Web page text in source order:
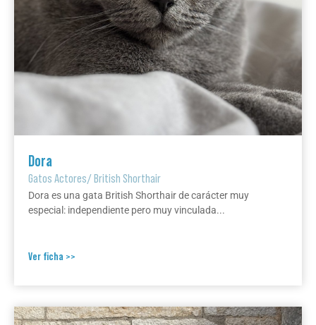
Dora
Gatos Actores/British Shorthair
Dora es una gata British Shorthair de carácter muy
especial: independiente pero muy vinculada...
Ver ficha >>